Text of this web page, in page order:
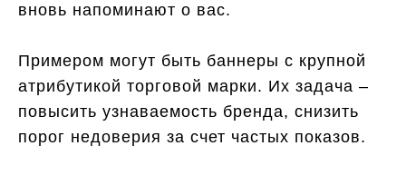
вновь напоминают о вас.
Примером могут быть баннеры с крупной
атрибутикой торговой марки. Их задача –
повысить узнаваемость бренда, снизить
порог недоверия за счет частых показов.